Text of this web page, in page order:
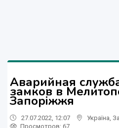
Аварийная
замков в
Запоріжжя
27.07.2022, 12:07 Україна
Просмотров: 67